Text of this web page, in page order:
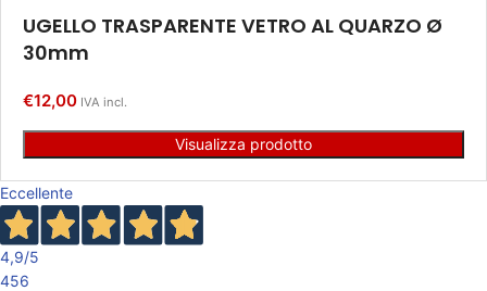
UGELLO TRASPARENTE VETRO AL QUARZO Ø
30mm
€12,00 IVA incl.
Visualizza prodotto
Eccellente
4,9/5
456